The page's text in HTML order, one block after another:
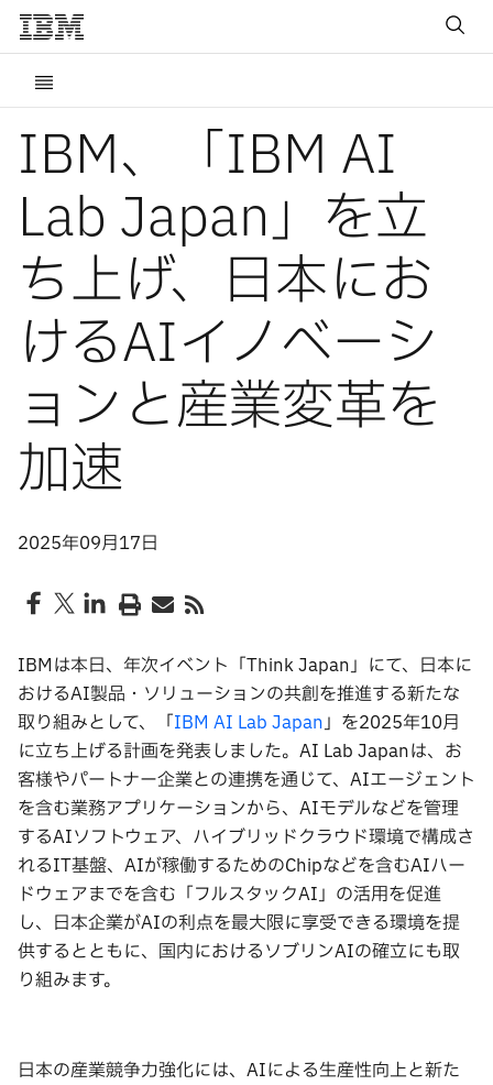
IBM、「IBM AI
Lab Japan」を立
ち上げ、日本にお
けるAIイノベーシ
ョンと産業変革を
加速
2025年09月17日
IBMは本日、年次イベント「Think Japan」にて、日本に
おけるAI製品・ソリューションの共創を推進する新たな
取り組みとして、「IBM AI Lab Japan」を2025年10月
に立ち上げる計画を発表しました。AI Lab Japanは、お
客様やパートナー企業との連携を通じて、AIエージェント
を含む業務アプリケーションから、AIモデルなどを管理
するAIソフトウェア、ハイブリッドクラウド環境で構成さ
れるIT基盤、AIが稼働するためのChipなどを含むAIハー
ドウェアまでを含む「フルスタックAI」の活用を促進
し、日本企業がAIの利点を最大限に享受できる環境を提
供するとともに、国内におけるソブリンAIの確立にも取
り組みます。
日本の産業競争力強化には、AIによる生産性向上と新た